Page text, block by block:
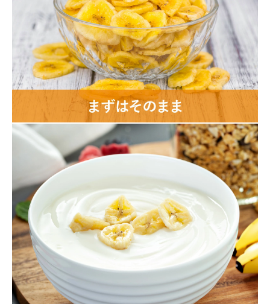
メール便の場合、熨斗の対応はできません。
領収書・納品書等は一切同封しておりません。領収書は購入履歴
から印刷してご利用ください。
カートに入れる